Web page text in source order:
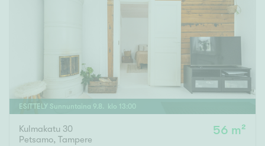
ESITTELY Sunnuntaina 9. 8 . klo 13:00
Kulmakatu 30
Petsamo, Tampere
56 m²